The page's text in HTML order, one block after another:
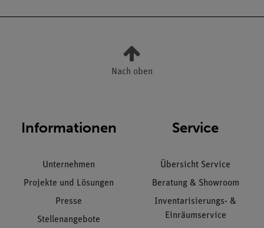
Nach oben
Informationen
Unternehmen
Projekte und Lösungen
Presse
Stellenangebote
Service
Übersicht Service
Beratung & Showroom
Inventarisierungs- &
Einräumservice